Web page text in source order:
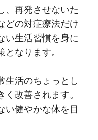
、再発させないた
どの対症療法だけ
い生活習慣を身に
なります。
生活のちょっとし
改善されます。
い健やかな体を目